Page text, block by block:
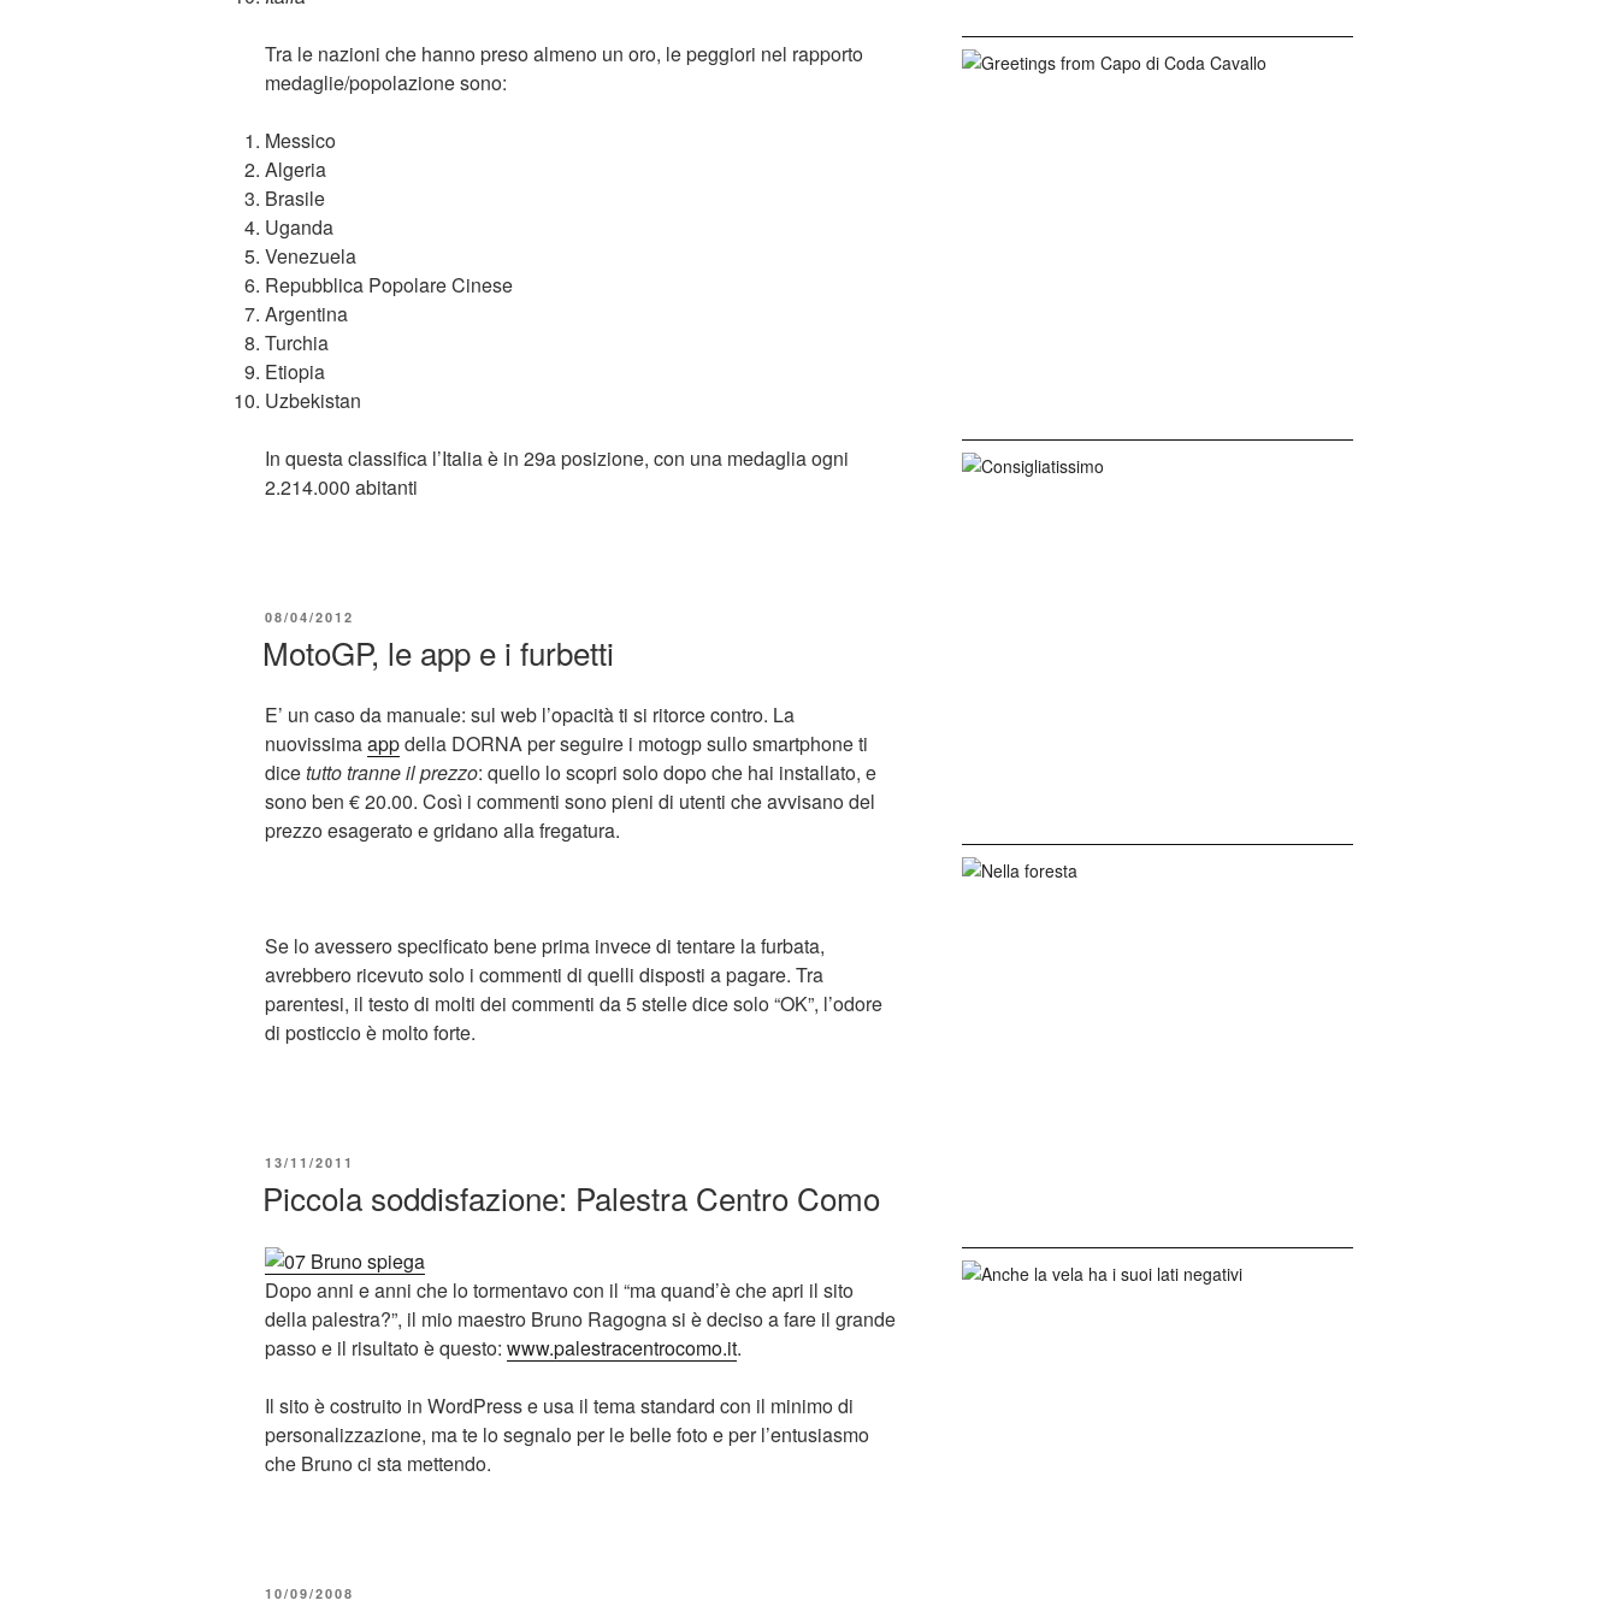
Tra le nazioni che hanno preso almeno un oro, le peggiori nel rapporto
medaglie/popolazione sono:
Messico
Algeria
Brasile
Uganda
Venezuela
Repubblica Popolare Cinese
Argentina
Turchia
Etiopia
Uzbekistan
In questa classifica l’Italia è in 29a posizione, con una medaglia ogni
2.214.000 abitanti
PUBBLICATO
08/04/2012
MotoGP, le app e i furbetti
E’ un caso da manuale: sul web l’opacità ti si ritorce contro. La
nuovissimaappdella DORNA per seguire i motogp sullo smartphone ti
dicetutto tranne il prezzo: quello lo scopri solo dopo che hai installato, e
sono ben € 20.00. Così i commenti sono pieni di utenti che avvisano del
prezzo esagerato e gridano alla fregatura.
Se lo avessero specificato bene prima invece di tentare la furbata,
avrebbero ricevuto solo i commenti di quelli disposti a pagare. Tra
parentesi, il testo di molti dei commenti da 5 stelle dice solo “OK”, l’odore
di posticcio è molto forte.
PUBBLICATO
13/11/2011
Piccola soddisfazione: Palestra Centro Como
Dopo anni e anni che lo tormentavo con il “ma quand’è che apri il sito
della palestra?”, il mio maestro Bruno Ragogna si è deciso a fare il grande
passo e il risultato è questo: www.palestracentrocomo.it.
Il sito è costruito in WordPress e usa il tema standard con il minimo di
personalizzazione, ma te lo segnalo per le belle foto e per l’entusiasmo
che Bruno ci sta mettendo.
PUBBLICATO
10/09/2008